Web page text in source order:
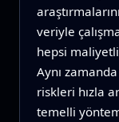
veriyle
hepsi
Aynı
riskleri hızla
temelli